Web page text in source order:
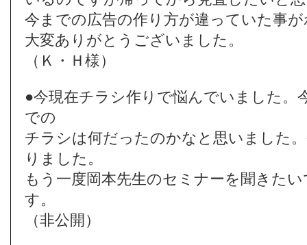
今までの広告の作り方が違っていた事
大変ありがとうございました。
（Ｋ・Ｈ様）
●今現在チラシ作りで悩んでいました。
での
チラシは何だったのかなと思いました
りました。
もう一度岡本先生のセミナーを聞きた
す。
（非公開）